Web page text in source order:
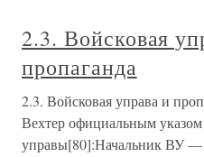
2.3. Войсковая
пропаганда
2.3. Войсковая управа и
Вехтер официальным
управы[80]:Начальник ВУ